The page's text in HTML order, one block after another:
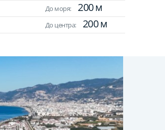
До моря: 200 м
До центра: 200 м